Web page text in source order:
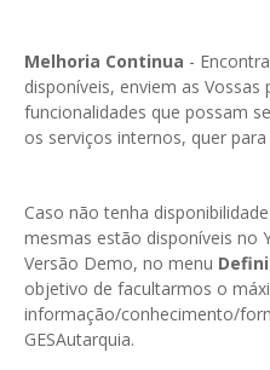
Portal da
Melhoria Continua -
disponíveis, enviem as
funcionalidades que possam
os serviços internos, quer
Caso não tenha
mesmas estão disponíveis no
Versão Demo, no menu
objetivo de facultarmos o
informação/conhecimento/
GESAutarquia.